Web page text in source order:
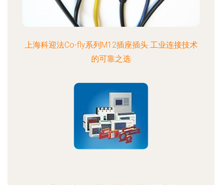
上海科迎法Co-fly系列M12插座插头 工业连接技术
的可靠之选